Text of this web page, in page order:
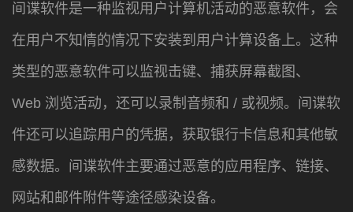
间谍软件是一种监视用户计算机活动的恶意软件，会
在用户不知情的情况下安装到用户计算设备上。这种
类型的恶意软件可以监视击键、捕获屏幕截图、
Web 浏览活动，还可以录制音频和 / 或视频。间谍软
件还可以追踪用户的凭据，获取银行卡信息和其他敏
感数据。间谍软件主要通过恶意的应用程序、链接、
网站和邮件附件等途径感染设备。